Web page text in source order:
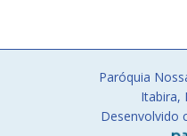
Paróquia
Itabira,
Desenvolvido